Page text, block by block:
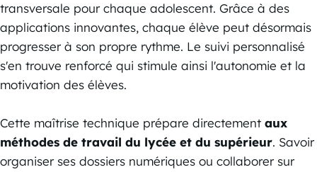
transversale pour chaque adolescent. Grâce à des
applications innovantes, chaque élève peut désormais
progresser à son propre rythme. Le suivi personnalisé
s'en trouve renforcé qui stimule ainsi l'autonomie et la
motivation des élèves.
Cette maîtrise technique prépare directement aux
méthodes de travail du lycée et du supérieur. Savoir
organiser ses dossiers numériques ou collaborer sur